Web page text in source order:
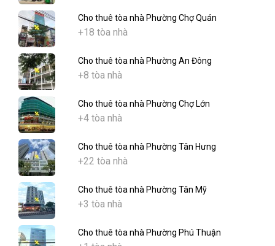
Cho thuê tòa nhà Phường Chợ Quán
+18 tòa nhà
Cho thuê tòa nhà Phường An Đông
+8 tòa nhà
Cho thuê tòa nhà Phường Chợ Lớn
+4 tòa nhà
Cho thuê tòa nhà Phường Tân Hưng
+22 tòa nhà
Cho thuê tòa nhà Phường Tân Mỹ
+3 tòa nhà
Cho thuê tòa nhà Phường Phú Thuận